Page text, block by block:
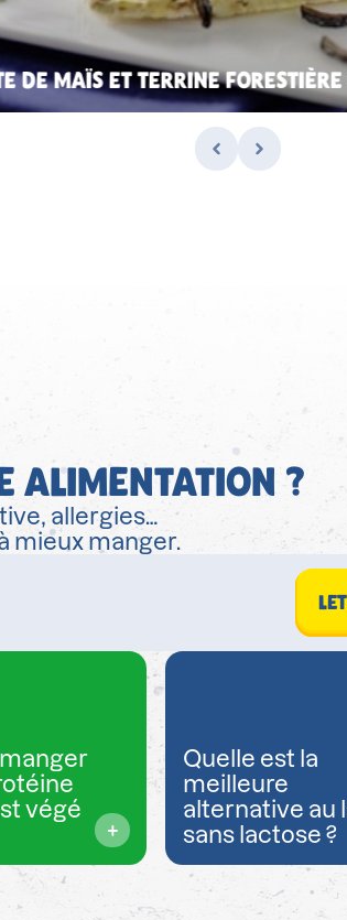
DE MAÏS ET TERRINE
ALIMENTATION ?
allergies…
mieux manger.
végé
Quelle est la
meilleure
alternative au
sans lactose ?